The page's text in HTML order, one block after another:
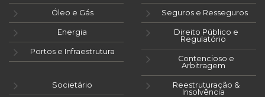
Óleo e Gás
Energia
Portos e Infraestrutura
Seguros e Resseguros
Direito Público e
Regulatório
Contencioso e
Arbitragem
Societário
Reestruturação &
Insolvência